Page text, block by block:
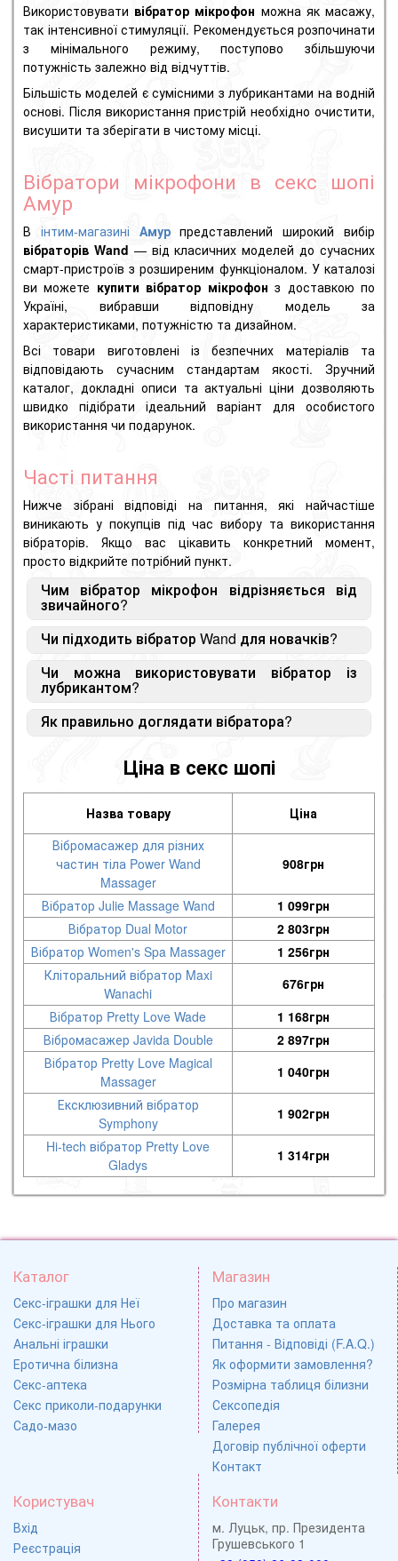
Використовувати вібратор мікрофон можна як масажу,
так інтенсивної стимуляції. Рекомендується розпочинати
з мінімального режиму, поступово збільшуючи
потужність залежно від відчуттів.
Більшість моделей є сумісними з лубрикантами на водній
основі. Після використання пристрій необхідно очистити,
висушити та зберігати в чистому місці.
Вібратори мікрофони в секс шопі
Амур
В інтим-магазині Амурпредставлений широкий вибір
вібраторів Wand — від класичних моделей до сучасних
смарт-пристроїв з розширеним функціоналом. У каталозі
ви можете купити вібратор мікрофон з доставкою по
Україні, вибравши відповідну модель за
характеристиками, потужністю та дизайном.
Всі товари виготовлені із безпечних матеріалів та
відповідають сучасним стандартам якості. Зручний
каталог, докладні описи та актуальні ціни дозволяють
швидко підібрати ідеальний варіант для особистого
використання чи подарунок.
Часті питання
Нижче зібрані відповіді на питання, які найчастіше
виникають у покупців під час вибору та використання
вібраторів. Якщо вас цікавить конкретний момент,
просто відкрийте потрібний пункт.
Чим вібратор мікрофон відрізняється від
звичайного?
Головна відмінність — висока потужність та
збільшена голівка, яка забезпечує глибшу та
інтенсивну стимуляцію порівняно з класичними
моделями.
Чи підходить вібратор Wand для новачків?
Так, такі моделі підходять для новачків.
Рекомендується починати з мінімальних режимів
та поступово збільшувати інтенсивність.
Чи можна використовувати вібратор із
лубрикантом?
Так, краще використовуватилубриканти на водній
основі, щоб забезпечити комфорт та безпеку
використання.
Як правильно доглядати вібратора?
теплою водою з м'яким засобом або спеціальним
очисником, висушити та зберігати в чистому місці.
Ціна в секс шопі
Назва товару
Ціна
Вібромасажер для різних
частин тіла Power Wand
Massager
908грн
Вібратор Julie Massage Wand 1 099грн
Вібратор Dual Motor
2 803грн
Вібратор Women's Spa Massager
1 256грн
Кліторальний вібратор Maxi
Wanachi
676грн
Вібратор Pretty Love Wade
1 168грн
Вібромасажер Javida Double
2 897грн
Вібратор Pretty Love Magical
Massager
1 040грн
Ексклюзивний вібратор
Symphony
1 902грн
Hi-tech вібратор Pretty Love
Gladys
1 314грн
Каталог
Секс-іграшки для Неї
Секс-іграшки для Нього
Анальні іграшки
Еротична білизна
Секс-аптека
Секс приколи-подарунки
Садо-мазо
Магазин
Про магазин
Доставка та оплата
Питання - Відповіді (F.A.Q.)
Як оформити замовлення?
Розмірна таблиця білизни
Сексопедія
Галерея
Договір публічної оферти
Контакт
Користувач
Вхід
Реєстрація
Контакти
м. Луцьк, пр. Президента
Грушевського 1